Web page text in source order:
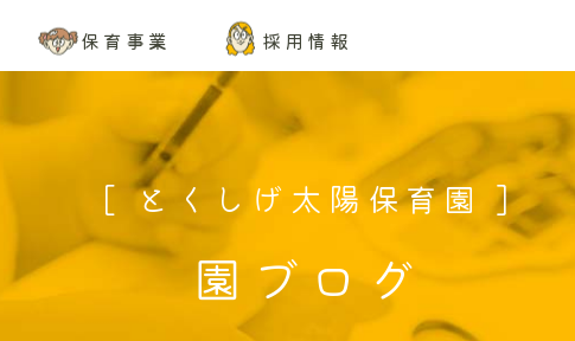
保育事業 採用情報
[ とくしげ太陽保育園 ]
園ブログ